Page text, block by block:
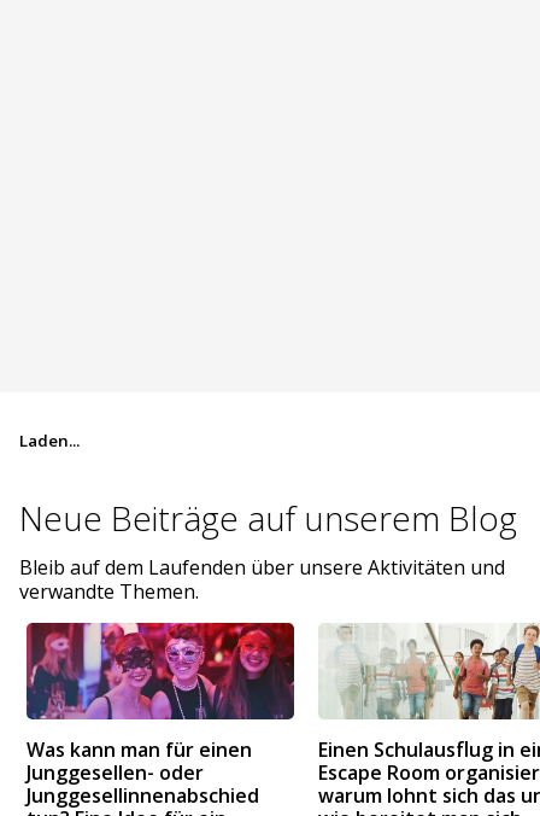
Laden...
Neue Beiträge aufunserem Blog
Bleib auf dem Laufenden über unsere Aktivitäten und
verwandte Themen.
Was kann man für einen
Junggesellen- oder
Junggesellinnenabschied
Einen Schulausflug in
Escape Room
warum lohnt sich das